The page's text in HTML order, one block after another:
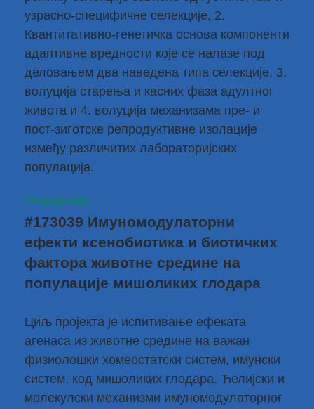
узрасно-специфичне селекције, 2.
Квантитативно-генетичка основа компоненти
адаптивне вредности које се налазе под
деловањем два наведена типа селекције, 3.
волуција старења и касних фаза адултног
живота и 4. волуција механизама пре- и
пост-зиготске репродуктивне изолације
између различитих лабораторијских
популација.
Опширније...
#173039 Имуномодулаторни
ефекти ксенобиотика и биотичких
фактора животне средине на
популације мишоликих глодара
Циљ пројекта је испитивање ефеката
агенаса из животне средине на важан
физиолошки хомеостатски систем, имунски
систем, код мишоликих глодара. Ћелијски и
молекулски механизми имуномодулаторног